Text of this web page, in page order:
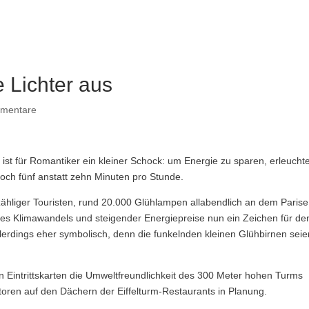
Lichter aus
für Romantiker ein kleiner Schock: um Energie zu sparen,
fünf anstatt zehn Minuten pro Stunde.
Touristen, rund 20.000 Glühlampen allabendlich an dem
Klimawandels und steigender Energiepreise nun ein Zeichen für
eher symbolisch, denn die funkelnden kleinen Glühbirnen
die Umweltfreundlichkeit des 300 Meter hohen Turms
auf den Dächern der Eiffelturm-Restaurants in Planung.